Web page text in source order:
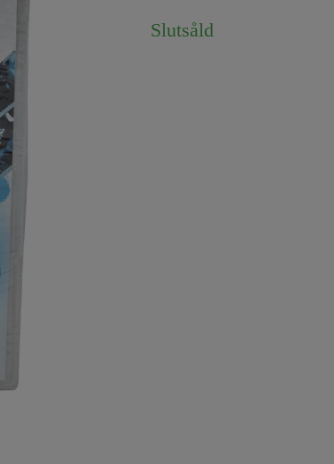
Slutsåld